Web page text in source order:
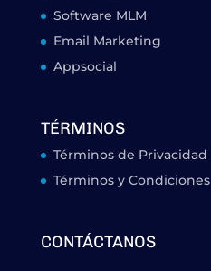
Software MLM
Email Marketing
Appsocial
TÉRMINOS
Términos de Privacidad
Términos y Condiciones
CONTÁCTANOS